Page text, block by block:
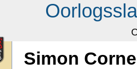
Simon